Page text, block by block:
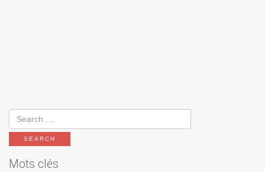
Mots clés